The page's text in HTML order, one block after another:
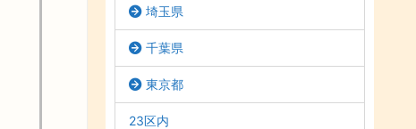
埼玉県
千葉県
東京都
23区内